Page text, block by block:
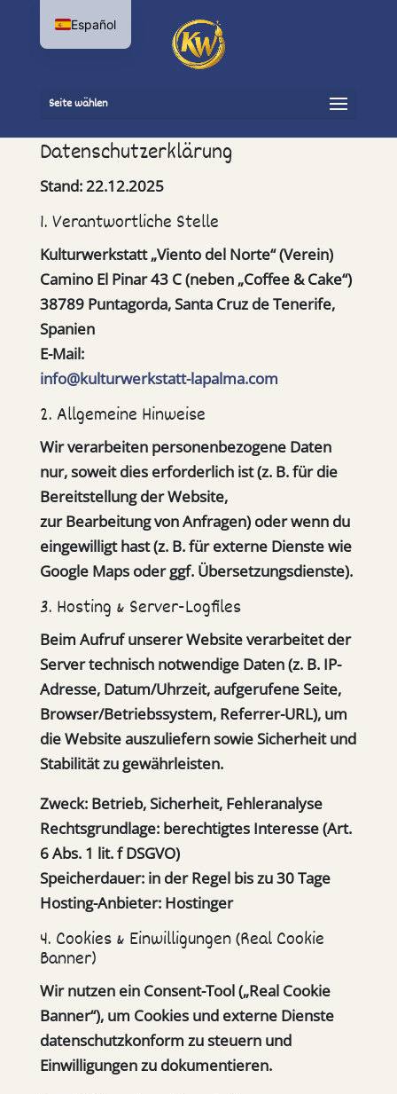
Seite wählen
Datenschutzerklärung
Stand:22.12.2025
1. Verantwortliche Stelle
Kulturwerkstatt „Viento del Norte“(Verein)
Camino El Pinar 43 C (neben „Coffee & Cake“)
38789 Puntagorda, Santa Cruz de Tenerife,
Spanien
E-Mail:
info@kulturwerkstatt-lapalma.com
2. Allgemeine Hinweise
Wir verarbeiten personenbezogene Daten
nur, soweit dies erforderlich ist (z. B. für die
Bereitstellung der Website,
zur Bearbeitung von Anfragen) oder wenn du
eingewilligt hast (z. B. für externe Dienste wie
Google Maps oder ggf. Übersetzungsdienste).
3. Hosting & Server-Logfiles
Beim Aufruf unserer Website verarbeitet der
Server technisch notwendige Daten (z. B. IP-
Adresse, Datum/Uhrzeit, aufgerufene Seite,
Browser/Betriebssystem, Referrer-URL), um
die Website auszuliefern sowie Sicherheit und
Stabilität zu gewährleisten.
Zweck:Betrieb, Sicherheit, Fehleranalyse
Rechtsgrundlage:berechtigtes Interesse (Art.
6 Abs. 1 lit. f DSGVO)
Speicherdauer:in der Regel bis zu 30 Tage
Hosting-Anbieter:Hostinger
4. Cookies & Einwilligungen (Real Cookie
Banner)
Wir nutzen ein Consent-Tool („Real Cookie
Banner“), um Cookies und externe Dienste
datenschutzkonform zu steuern und
Einwilligungen zu dokumentieren.
Español